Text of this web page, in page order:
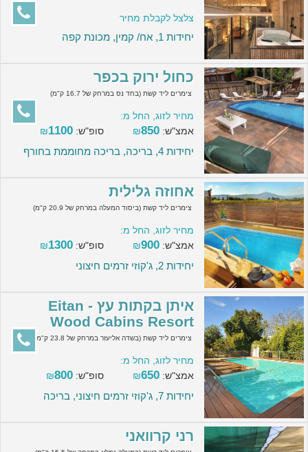
צלצל לקבלת מחיר
יחידות 1, אח/ קמין, מכונת קפה
כחול ירוק בכפר
צימרים ליד קשת (בחד נס במרחק של 16.7 ק"מ)
מחיר לזוג, החל מ:
אמצ"ש:
₪850 סופ"ש: ₪1100
יחידות 4, בריכה, בריכה מחוממת בחורף
אחוזה גלילית
צימרים ליד קשת (ביסוד המעלה במרחק של 20.9 ק"מ)
מחיר לזוג, החל מ:
אמצ"ש:
₪900 סופ"ש: ₪1300
יחידות 2, ג'קוזי זרמים חיצוני
איתן בקתות עץ - Eitan
Wood Cabins Resort
צימרים ליד קשת (בשדה אליעזר במרחק של 23.8 ק"מ)
מחיר לזוג, החל מ:
אמצ"ש:
₪650 סופ"ש: ₪800
יחידות 7, ג'קוזי זרמים חיצוני, בריכה
רני קרוואני